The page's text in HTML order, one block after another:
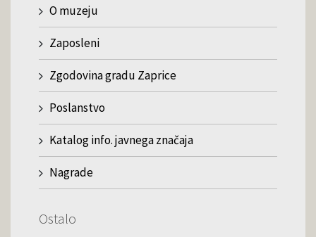
O muzeju
Zaposleni
Zgodovina gradu Zaprice
Poslanstvo
Katalog info. javnega značaja
Nagrade
Ostalo